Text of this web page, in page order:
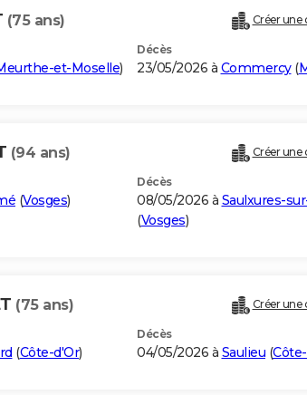
(75 ans) Créer une
et-Moselle)
Décès
23/05/2026 à Commercy(
(94 ans) Créer une
(Vosges)
Décès
08/05/2026 à Saulxures-
(Vosges)
(75 ans) Créer une
(Côte-d'Or)
Décès
04/05/2026 à Saulieu (